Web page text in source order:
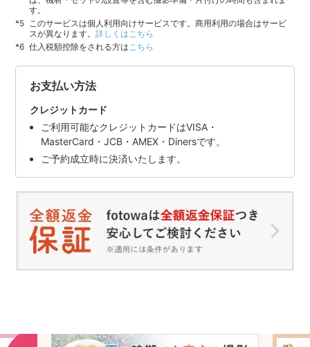
す。
このサービスは個人利用向けサービスです。商用利用の場合はサービ
スが異なります。詳しくはこちら
仕入税額控除をされる方は こちら
お支払い方法
クレジットカード
ご利用可能なクレジットカードはVISA・
MasterCard・JCB・AMEX・Dinersです。
ご予約成立時に決済いたします。